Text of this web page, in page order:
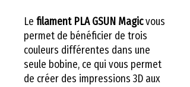
Le filament PLA GSUN Magicvous
permet de bénéficier de trois
couleurs différentes dans une
seule bobine, ce qui vous permet
de créer des impressions 3D aux